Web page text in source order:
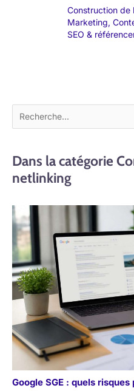
Construction de
Marketing,
SEO &
Dans la catégorie
netlinking
Google SGE : quels risques